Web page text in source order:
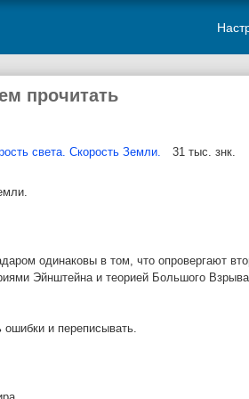
прочитать
света. Скорость Земли. 31 тыс. знк.
одинаковы в том, что опровергают
Эйнштейна и теорией Большого
и переписывать.